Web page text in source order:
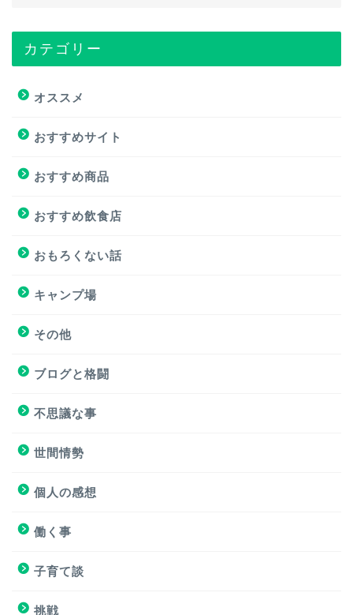
カテゴリー
オススメ
おすすめサイト
おすすめ商品
おすすめ飲食店
おもろくない話
キャンプ場
その他
ブログと格闘
不思議な事
世間情勢
個人の感想
働く事
子育て談
挑戦